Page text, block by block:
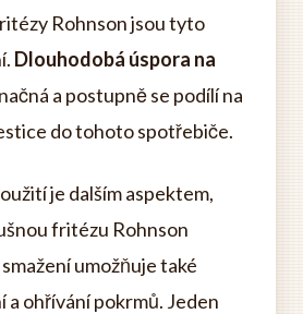
Rohnson jsou tyto
Dlouhodobá úspora na
a postupně se podílí na
do tohoto spotřebiče.
je dalším aspektem,
fritézu Rohnson
umožňuje také
a ohřívání pokrmů. Jeden